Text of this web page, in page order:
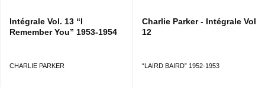
CHARLIE PARKER ALL-STARS
5. HOT HOUSE 4’23
Intégrale Vol. 13 “I
Remember You” 1953-1954
CHARLIE PARKER
Charlie Parker - Intégrale Vol
12
“LAIRD BAIRD” 1952-1953